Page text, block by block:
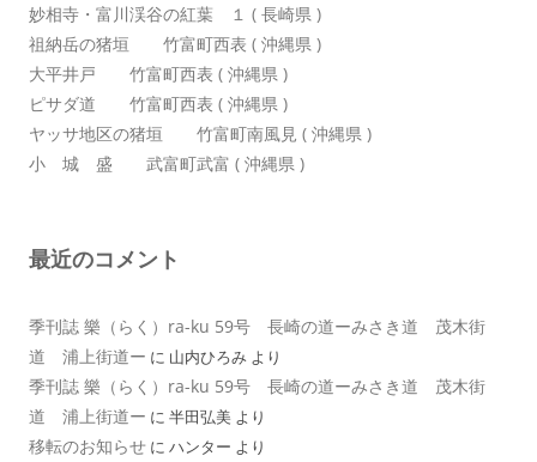
妙相寺・富川渓谷の紅葉 １ ( 長崎県 )
祖納岳の猪垣 竹富町西表 ( 沖縄県 )
大平井戸 竹富町西表 ( 沖縄県 )
ピサダ道 竹富町西表 ( 沖縄県 )
ヤッサ地区の猪垣 竹富町南風見 ( 沖縄県 )
小 城 盛 武富町武富 ( 沖縄県 )
最近のコメント
季刊誌 樂（らく）ra-ku 59号 長崎の道ーみさき道 茂木街
道 浦上街道ー に 山内ひろみ より
季刊誌 樂（らく）ra-ku 59号 長崎の道ーみさき道 茂木街
道 浦上街道ー に 半田弘美 より
移転のお知らせ に ハンター より